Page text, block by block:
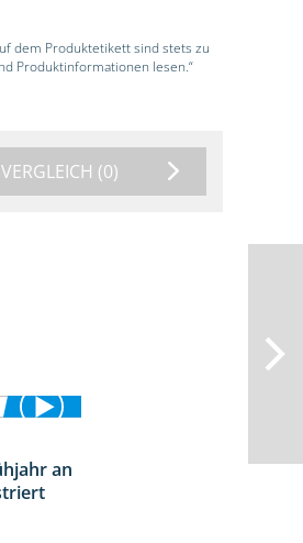
dem Produktetikett sind stets zu
Produktinformationen lesen.“
(0)
an